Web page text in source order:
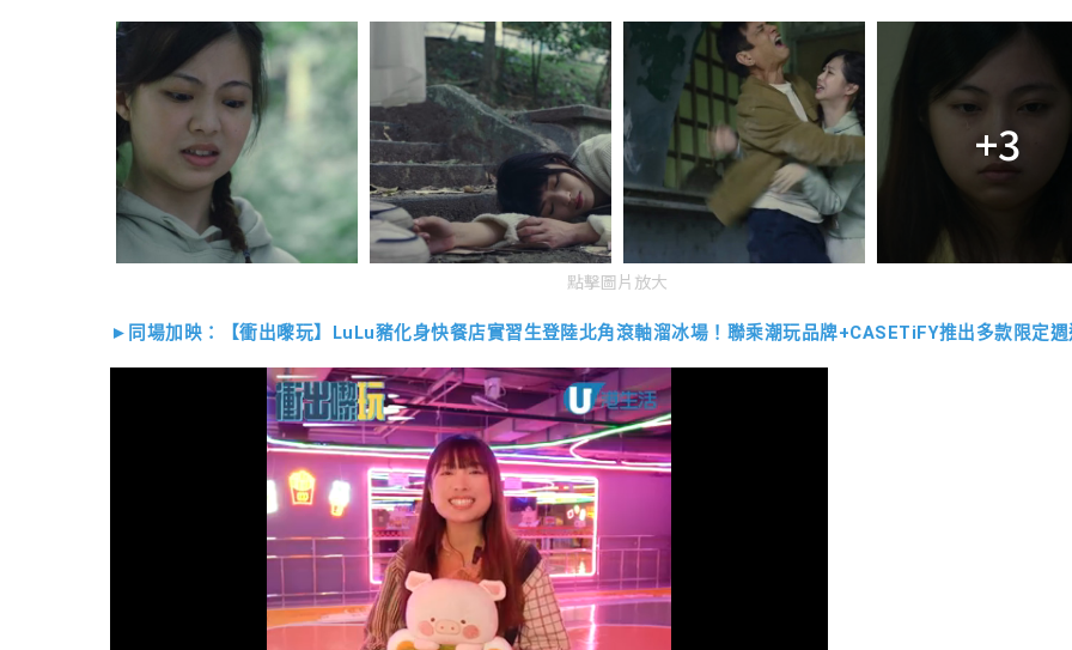
+3
點擊圖片放大
►同場加映：【衝出嚟玩】LuLu豬化身快餐店實習生登陸北角滾軸溜冰場！聯乘潮玩品牌+CASETiFY推出多款限定